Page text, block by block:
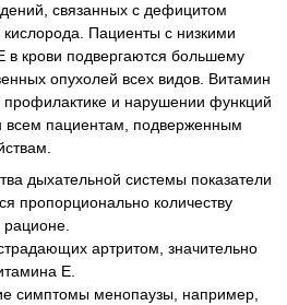
связанных с дефицитом
Пациенты с низкими
крови подвергаются большему
опухолей всех видов. Витамин
и нарушении функций
всем пациентам, подверженным
дыхательной системы показатели
пропорционально количеству
артритом, значительно
Е.
симптомы менопаузы, например,